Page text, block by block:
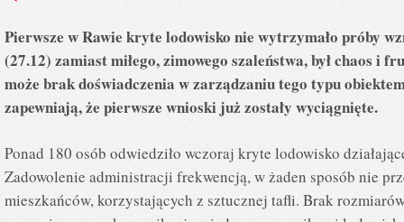
Pierwsze w Rawie kryte lodowisko nie wytrzymało próby
(27.12) zamiast miłego, zimowego szaleństwa, był chaos i
może brak doświadczenia w zarządzaniu tego typu
zapewniają, że pierwsze wnioski już zostały wyciągnięte.
Ponad 180 osób odwiedziło wczoraj kryte lodowisko
Zadowolenie administracji frekwencją, w żaden sposób nie
mieszkańców, korzystających z sztucznej tafli. Brak